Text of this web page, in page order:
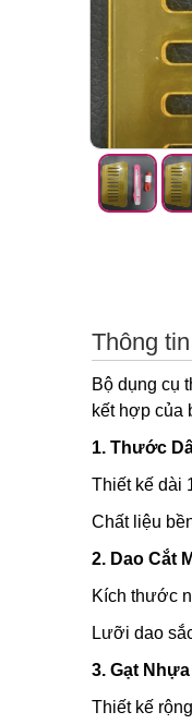
Thông
Bộ dụng cụ
kết hợp của
1. Thước
Thiết kế dài
Chất liệu
2. Dao Cắt
Kích thước
Lưỡi dao
3. Gạt
Thiết kế